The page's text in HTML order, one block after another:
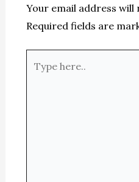
Your email address will
Required fields are
here..